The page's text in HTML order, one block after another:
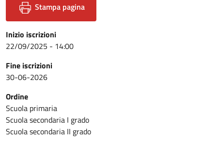
Stampa pagina
Inizio iscrizioni
22/09/2025 - 14:00
Fine iscrizioni
30-06-2026
Ordine
Scuola primaria
Scuola secondaria I grado
Scuola secondaria II grado